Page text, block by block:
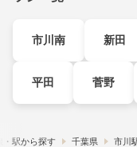
市川南 新田
平田 菅野
・駅から探す 千葉県 市川